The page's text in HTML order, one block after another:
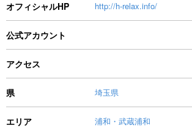
オフィシャルHP http://h-relax.info/
公式アカウント
アクセス
県 埼玉県
エリア 浦和・武蔵浦和